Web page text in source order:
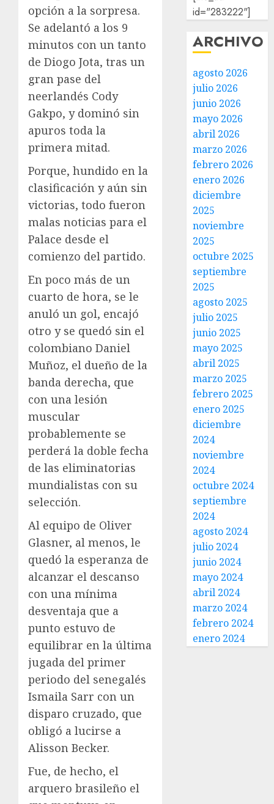
opción a la sorpresa.
Se adelantó a los 9
minutos con un tanto
de Diogo Jota, tras un
gran pase del
neerlandés Cody
Gakpo, y dominó sin
apuros toda la
primera mitad.
Porque, hundido en la
clasificación y aún sin
victorias, todo fueron
malas noticias para el
Palace desde el
comienzo del partido.
En poco más de un
cuarto de hora, se le
anuló un gol, encajó
otro y se quedó sin el
colombiano Daniel
Muñoz, el dueño de la
banda derecha, que
con una lesión
muscular
probablemente se
perderá la doble fecha
de las eliminatorias
mundialistas con su
selección.
Al equipo de Oliver
Glasner, al menos, le
quedó la esperanza de
alcanzar el descanso
con una mínima
desventaja que a
punto estuvo de
equilibrar en la última
jugada del primer
periodo del senegalés
Ismaila Sarr con un
disparo cruzado, que
obligó a lucirse a
Alisson Becker.
Fue, de hecho, el
arquero brasileño el
id="283222"]
ARCHIVO
agosto 2026
julio 2026
junio 2026
mayo 2026
abril 2026
marzo 2026
febrero 2026
enero 2026
diciembre
2025
noviembre
2025
octubre 2025
septiembre
2025
agosto 2025
julio 2025
junio 2025
mayo 2025
abril 2025
marzo 2025
febrero 2025
enero 2025
diciembre
2024
noviembre
2024
octubre 2024
septiembre
2024
agosto 2024
julio 2024
junio 2024
mayo 2024
abril 2024
marzo 2024
febrero 2024
enero 2024